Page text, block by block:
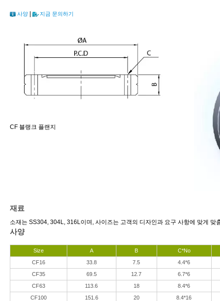
사양 지금 문의하기
CF 블랭크 플랜지
재료
소재는 SS304, 304L, 316L이며, 사이즈는 고객의 디자인과 요구 사항에 맞게 맞
사양
Size A B
C*No
CF16
33.8 7.5
4.4*6
CF35
69.5 12.7
6.7*6
CF63
113.6 18
8.4*6
CF100
151.6 20
8.4*16